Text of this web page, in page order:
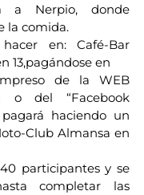
a Nerpio, donde
la comida.
en: Café-Bar
13,pagándose en
de la WEB
o del “Facebook
haciendo un
Club Almansa en
participantes y se
completar las